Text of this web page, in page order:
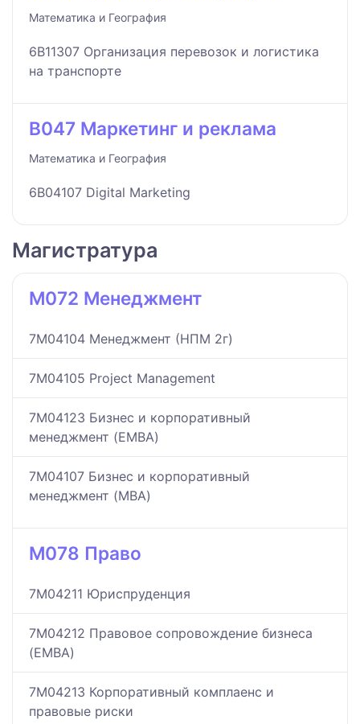
Математика и География
6B11307 Организация перевозок и логистика
на транспорте
B047 Маркетинг и реклама
Математика и География
6B04107 Digital Marketing
Магистратура
M072 Менеджмент
7M04104 Менеджмент (НПМ 2г)
7M04105 Project Management
7M04123 Бизнес и корпоративный
менеджмент (EMBA)
7M04107 Бизнес и корпоративный
менеджмент (MBA)
M078 Право
7M04211 Юриспруденция
7M04212 Правовое сопровождение бизнеса
(EMBA)
7M04213 Корпоративный комплаенс и
правовые риски